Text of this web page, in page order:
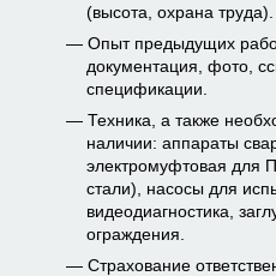
(высота, охрана труда).
Опыт предыдущих
документация, фото,
спецификации.
Техника, а также
наличии: аппараты
электромуфтовая для
стали), насосы для
видеодиагностика,
ограждения.
Страхование